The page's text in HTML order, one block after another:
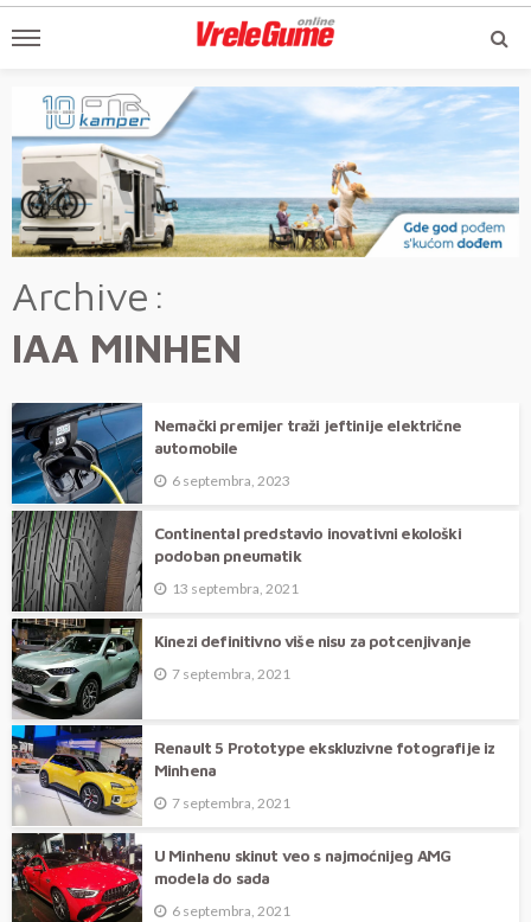
Archive
IAA MINHEN
Nemački premijer traži jeftinije električne
automobile
6 septembra, 2023
Continental predstavio inovativni ekološki
podoban pneumatik
13 septembra, 2021
Kinezi definitivno više nisu za potcenjivanje
7 septembra, 2021
Renault 5 Prototype ekskluzivne fotografije iz
Minhena
7 septembra, 2021
U Minhenu skinut veo s najmoćnijeg AMG
modela do sada
6 septembra, 2021